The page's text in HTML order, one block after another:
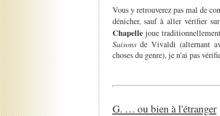
Vous y retrouverez pas mal de
dénicher, sauf à aller vérifier
Chapellejoue
Saisonsde Vivaldi (alternant
choses du genre), je n'ai pas
G. … ou bien à l'étranger